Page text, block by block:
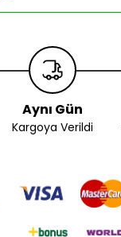
Aynı Gün
Kargoya Verildi